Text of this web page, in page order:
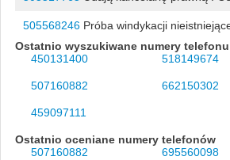
505568246Próba windykacji
Ostatnio wyszukiwane numery telefonu
450131400
518149674
507160882 662150302
459097111
Ostatnio oceniane numery telefonów
507160882
695560098